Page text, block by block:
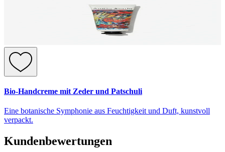
Bio-Handcreme mit Zeder und Patschuli
Eine botanische Symphonie aus Feuchtigkeit und Duft, kunstvoll
verpackt.
Kundenbewertungen